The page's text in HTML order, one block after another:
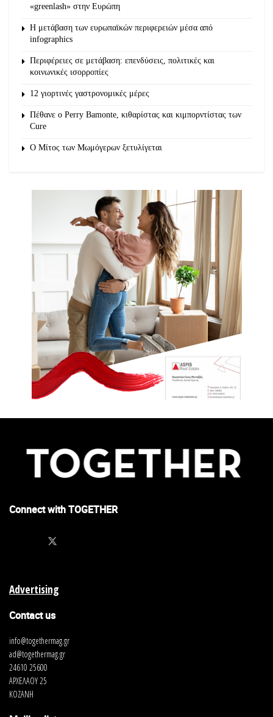
«greenlash» στην Ευρώπη
Η μετάβαση των ευρωπαϊκών περιφερειών μέσα από
infographics
Περιφέρειες σε μετάβαση: επενδύσεις, πολιτικές και
κοινωνικές ισορροπίες
12 γιορτινές γαστρονομικές μέρες
Πέθανε ο Perry Bamonte, κιθαρίστας και κιμπορντίστας των
Cure
O Μίτος των Μωμόγερων ξετυλίγεται
Connect with TOGETHER
Advertising
Contact us
info@togethermag.gr
ad@togethermag.gr
24610 25600
ΑΡΧΕΛΑΟΥ 25
ΚΟΖΑΝΗ